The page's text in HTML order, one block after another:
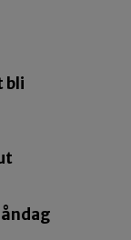
bli